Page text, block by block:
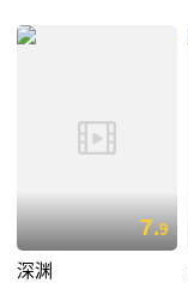
7.9
深渊